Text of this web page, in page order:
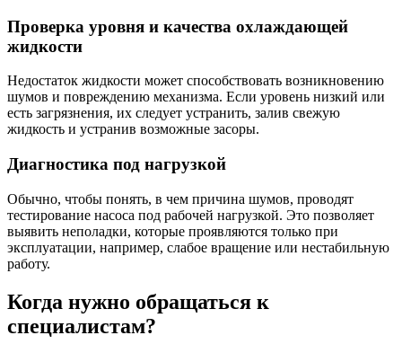
Проверка уровня и качества охлаждающей
жидкости
Недостаток жидкости может способствовать возникновению
шумов и повреждению механизма. Если уровень низкий или
есть загрязнения, их следует устранить, залив свежую
жидкость и устранив возможные засоры.
Диагностика под нагрузкой
Обычно, чтобы понять, в чем причина шумов, проводят
тестирование насоса под рабочей нагрузкой. Это позволяет
выявить неполадки, которые проявляются только при
эксплуатации, например, слабое вращение или нестабильную
работу.
Когда нужно обращаться к
специалистам?